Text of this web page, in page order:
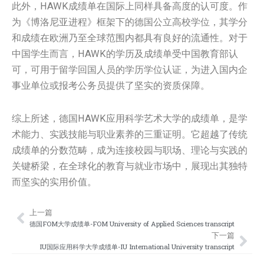
此外，HAWK成绩单在国际上同样具备高度的认可度。作
为《博洛尼亚进程》框架下的德国公立高校学位，其学分
和成绩在欧洲乃至全球范围内都具有良好的流通性。对于
中国学生而言，HAWK的学历及成绩单受中国教育部认
可，可用于留学回国人员的学历学位认证，为进入国内企
事业单位或报考公务员提供了坚实的资质保障。
综上所述，德国HAWK应用科学艺术大学的成绩单，是学
术能力、实践技能与职业素养的三重证明。它超越了传统
成绩单的分数范畴，成为连接校园与职场、理论与实践的
关键桥梁，在全球化的教育与就业市场中，展现出其独特
而坚实的实用价值。
Prev
上一篇
德国FOM大学成绩单-FOM University of Applied Sciences transcript
下一篇
IU国际应用科学大学成绩单-IU International University transcript